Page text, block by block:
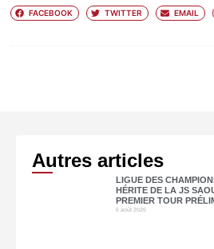
FACEBOOK TWITTER EMAIL
Autres articles
LIGUE DES
HÉRITE DE LA JS
PREMIER TOUR
6 août 2026